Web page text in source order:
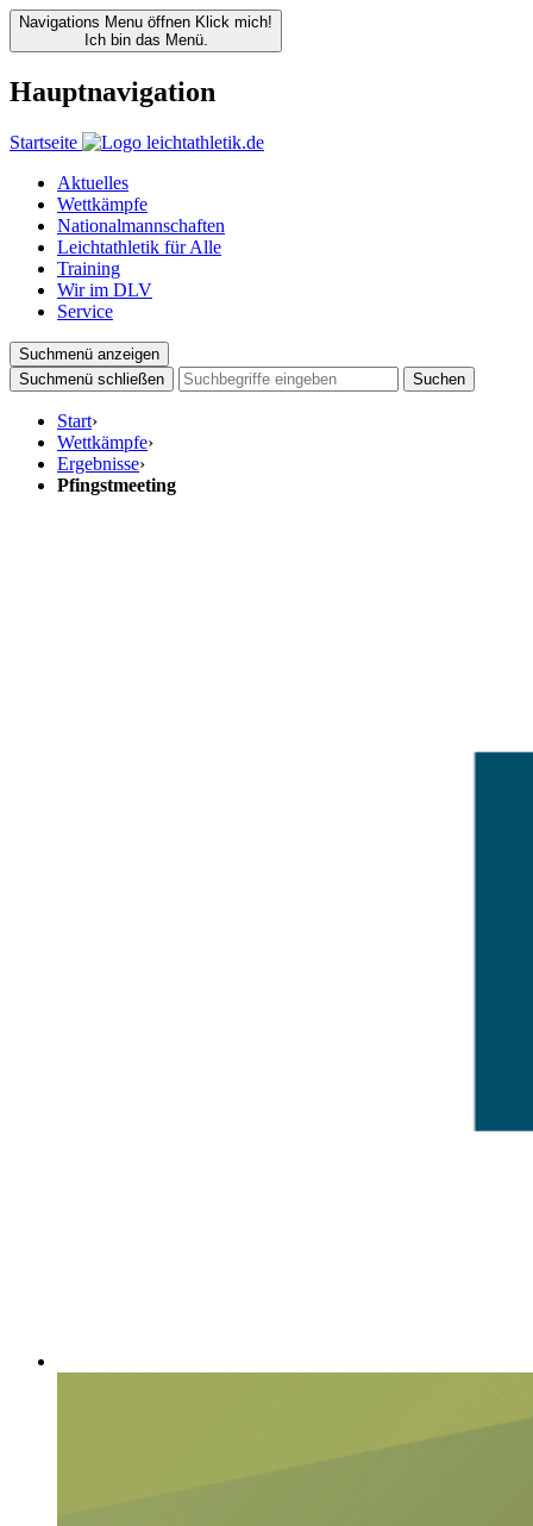
Navigations Menu öffnen Klick mich!
Ich bin das Menü.
Hauptnavigation
Startseite
Aktuelles
Wettkämpfe
Nationalmannschaften
Leichtathletik für Alle
Training
Wir im DLV
Service
Suchmenü anzeigen
Suchmenü schließen
Suchen
Start›
Wettkämpfe›
Ergebnisse›
Pfingstmeeting